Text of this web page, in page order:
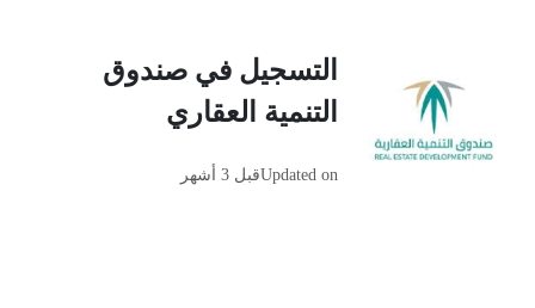
التسجيل في صندوق
التنمية العقاري
Updated onقبل 3 أشهر